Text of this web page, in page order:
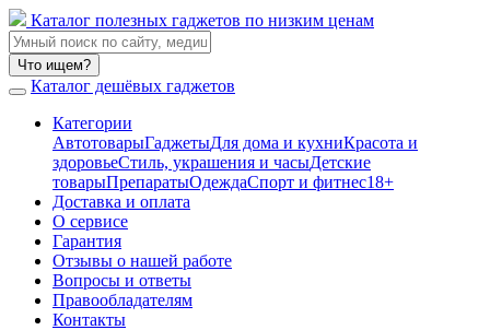
Каталог полезных гаджетов по низким ценам
Что ищем?
Каталог дешёвых гаджетов
Категории
АвтотоварыГаджетыДля дома и кухниКрасота и
здоровьеСтиль, украшения и часыДетские
товарыПрепаратыОдеждаСпорт и фитнес18+
Доставка и оплата
О сервисе
Гарантия
Отзывы о нашей работе
Вопросы и ответы
Правообладателям
Контакты